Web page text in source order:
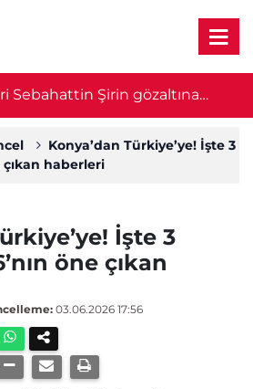
Sebahattin Şirin gözaltına
Konya’dan Türkiye’ye! İşte 3
çıkan haberleri
İşte 3
öne çıkan
03.06.2026 17:56